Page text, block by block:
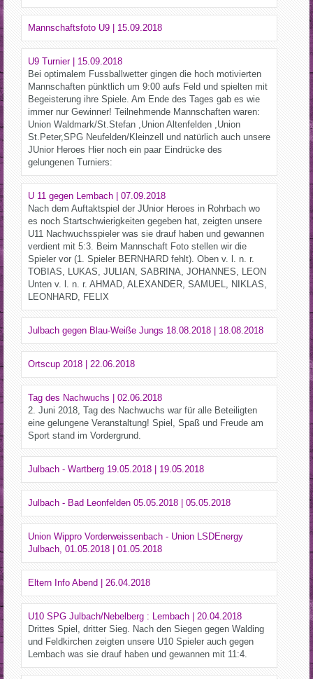
Mannschaftsfoto U9 | 15.09.2018
U9 Turnier | 15.09.2018
Bei optimalem Fussballwetter gingen die hoch motivierten
Mannschaften pünktlich um 9:00 aufs Feld und spielten mit
Begeisterung ihre Spiele. Am Ende des Tages gab es wie
immer nur Gewinner! Teilnehmende Mannschaften waren:
Union Waldmark/St.Stefan ,Union Altenfelden ,Union
St.Peter,SPG Neufelden/Kleinzell und natürlich auch unsere
JUnior Heroes Hier noch ein paar Eindrücke des
gelungenen Turniers:
U 11 gegen Lembach | 07.09.2018
Nach dem Auftaktspiel der JUnior Heroes in Rohrbach wo
es noch Startschwierigkeiten gegeben hat, zeigten unsere
U11 Nachwuchsspieler was sie drauf haben und gewannen
verdient mit 5:3. Beim Mannschaft Foto stellen wir die
Spieler vor (1. Spieler BERNHARD fehlt). Oben v. l. n. r.
TOBIAS, LUKAS, JULIAN, SABRINA, JOHANNES, LEON
Unten v. l. n. r. AHMAD, ALEXANDER, SAMUEL, NIKLAS,
LEONHARD, FELIX
Julbach gegen Blau-Weiße Jungs 18.08.2018 | 18.08.2018
Ortscup 2018 | 22.06.2018
Tag des Nachwuchs | 02.06.2018
2. Juni 2018, Tag des Nachwuchs war für alle Beteiligten
eine gelungene Veranstaltung! Spiel, Spaß und Freude am
Sport stand im Vordergrund.
Julbach - Wartberg 19.05.2018 | 19.05.2018
Julbach - Bad Leonfelden 05.05.2018 | 05.05.2018
Union Wippro Vorderweissenbach - Union LSDEnergy
Julbach, 01.05.2018 | 01.05.2018
Eltern Info Abend | 26.04.2018
U10 SPG Julbach/Nebelberg : Lembach | 20.04.2018
Drittes Spiel, dritter Sieg. Nach den Siegen gegen Walding
und Feldkirchen zeigten unsere U10 Spieler auch gegen
Lembach was sie drauf haben und gewannen mit 11:4.